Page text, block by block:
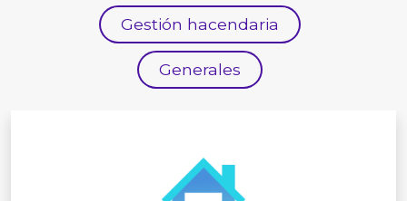
Gestión hacendaria
Generales